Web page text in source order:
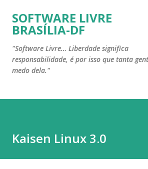
Pular para o conteúdo
SOFTWARE LIVRE
BRASÍLIA-DF
"Software Livre… Liberdade significa
responsabilidade, é por isso que tanta
medo dela."
Kaisen Linux 3.0